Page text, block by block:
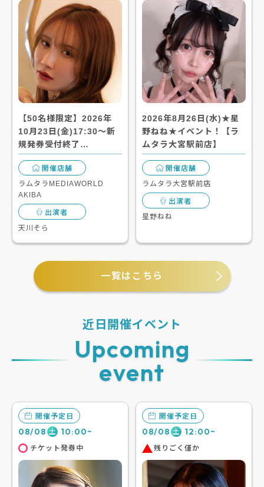
【50名様限定】2026年
10月23日(金)17:30～新
規発券受付終了…
開催店舗
ラムタラMEDIAWORLD
AKIBA
出演者
天川そら
2026年8月26日(水)★星
野ねね★イベント！【ラ
ムタラ大宮駅前店】
開催店舗
ラムタラ大宮駅前店
出演者
星野ねね
一覧はこちら
近日開催イベント
Upcoming
event
開催予定日
08/08 土 10:00~
チケット発券中
開催予定日
08/08 土 12:00~
残りごく僅か